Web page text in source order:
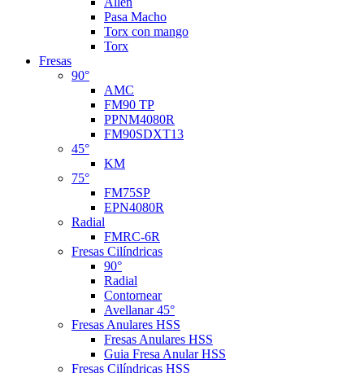
Pasa Macho
Torx con mango
Torx
Fresas
90°
AMC
FM90 TP
PPNM4080R
FM90SDXT13
45°
KM
75°
FM75SP
EPN4080R
Radial
FMRC-6R
Fresas Cilíndricas
90°
Radial
Contornear
Avellanar 45°
Fresas Anulares HSS
Fresas Anulares HSS
Guia Fresa Anular HSS
Fresas Cilíndricas HSS